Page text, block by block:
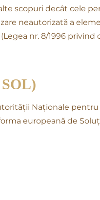
scopuri decât cele
neautorizată a
nr. 8/1996 privind
Naționale
europeană de